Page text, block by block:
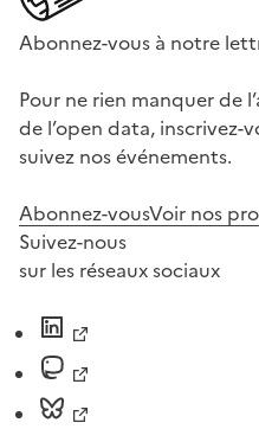
Abonnez-vous à notre
Pour ne rien manquer de
de l’open data,
suivez nos événements.
Abonnez-vousVoir nos
Suivez-nous
sur les réseaux sociaux